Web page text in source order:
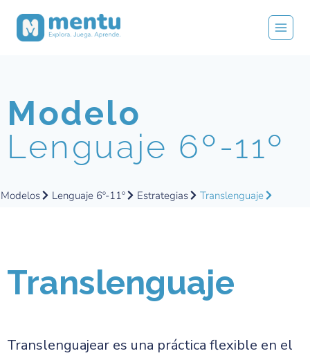
Modelo
Lenguaje 6º-11º
Modelos Lenguaje 6º-11º Estrategias Translenguaje
Translenguaje
Translenguajear es una práctica flexible en el